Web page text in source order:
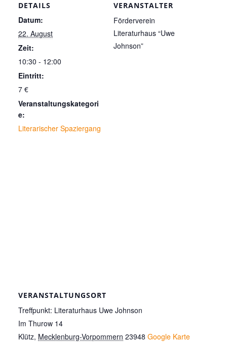
DETAILS
Datum:
22. August
Zeit:
10:30 - 12:00
Eintritt:
7 €
Veranstaltungskategori
e:
Literarischer Spaziergang
VERANSTALTER
Förderverein
Literaturhaus “Uwe
Johnson”
VERANSTALTUNGSORT
Treffpunkt: Literaturhaus Uwe Johnson
Im Thurow 14
Klütz, Mecklenburg-Vorpommern 23948 Google Karte